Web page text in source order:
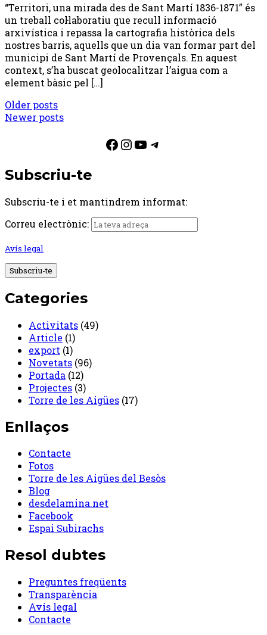
“Territori, una mirada des de Sant Martí 1836-1871” és
un treball col·laboratiu que recull informació
arxivística i repassa la cartografia històrica dels
nostres barris, aquells que un dia van formar part del
municipi de Sant Martí de Provençals. En aquest
context, s’ha buscat geolocalitzar l’aigua com a
element bàsic pel […]
Posts
navigation
Older posts
Newer posts
Facebook
Instagram
YouTube
Telegram
Subscriu-te
Subscriu-te i et mantindrem informat:
Correu electrònic:
Avís legal
Categories
Activitats (49)
Article (1)
export (1)
Novetats (96)
Portada (12)
Projectes (3)
Torre de les Aigües (17)
Enllaços
Contacte
Fotos
Torre de les Aigües del Besòs
Blog
desdelamina.net
Facebook
Espai Subirachs
Resol dubtes
Preguntes freqüents
Transparència
Avís legal
Contacte